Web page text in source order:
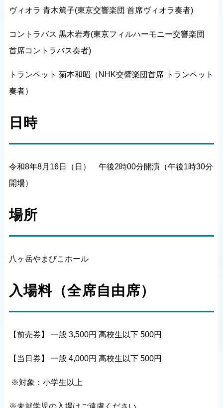
ヴィオラ 青木篤子(東京交響楽団 首席ヴィオラ奏者)
コントラバス 黒木岩寿(東京フィルハーモニー交響楽団
首席コントラバス奏者)
トランペット 菊本和昭（NHK交響楽団首席 トランペット
奏者）
日時
令和8年8月16日（日） 午後2時00分開演（午後1時30分
開場）
場所
八ヶ岳やまびこホール
入場料（全席自由席）
【前売券】 一般 3,500円 高校生以下 500円
【当日券】 一般 4,000円 高校生以下 500円
※対象：小学生以上
※未就学児の入場はご遠慮ください。